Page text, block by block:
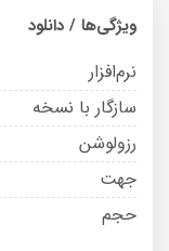
ویژگی‌ها / دانلود
نرم‌افزار
سازگار با نسخه
رزولوشن
جهت
حجم